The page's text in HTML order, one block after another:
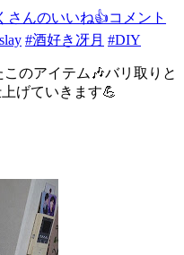
さんのいいね👍コメント
#酒好き冴月 #DIY
のアイテム🎶バリ取りと
げていきます💪